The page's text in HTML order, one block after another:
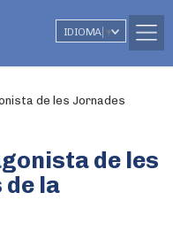
IDIOMA ▼
de les Jornades
de les
la